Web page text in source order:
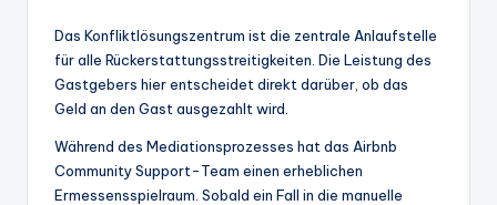
Das Konfliktlösungszentrum ist die zentrale Anlaufstelle
für alle Rückerstattungsstreitigkeiten. Die Leistung des
Gastgebers hier entscheidet direkt darüber, ob das
Geld an den Gast ausgezahlt wird.
Während des Mediationsprozesses hat das Airbnb
Community Support-Team einen erheblichen
Ermessensspielraum. Sobald ein Fall in die manuelle